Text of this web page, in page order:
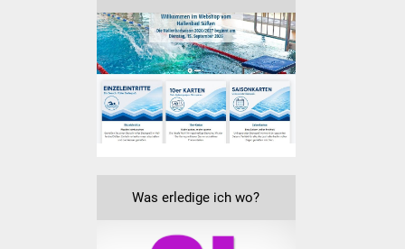
Gewerbeimmobilien
IKG Auen
Ausschreibungen
Öffentliche
Europaweite
Ausschreibung
Was erledige ich wo?